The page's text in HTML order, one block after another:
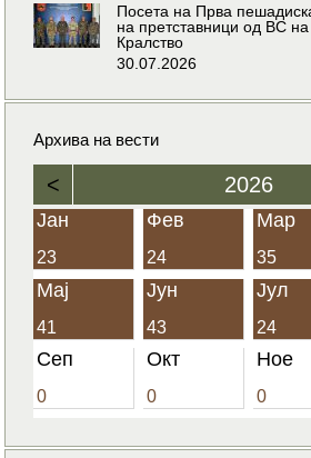
Посета на Прва
на претставници од ВС
Кралство
30.07.2026
Архива на вести
< 2026
Јан
23
Фев
24
Мар
35
Мај
41
Јун
43
Јул
24
Сеп
0
Окт
0
Ное
0